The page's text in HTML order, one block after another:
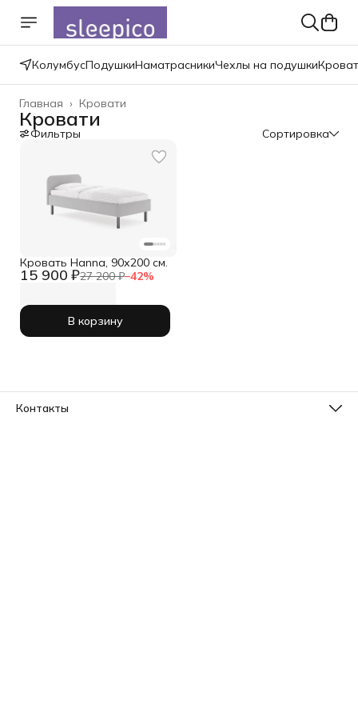
КолумбусПодушкиНаматрасникиЧехлы на подушки
Кровати
Главная ›
Кровати
Фильтры Сортировка
15 900 ₽27 200 ₽−42%
Кровать Hanna, 90х200 см.
В корзину
Контакты